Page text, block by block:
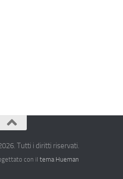
Tutti i diritti riservati.
con il tema Hueman